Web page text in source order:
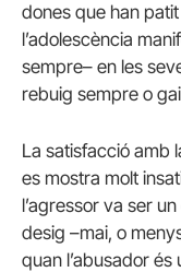
dones que han
l’adolescència
sempre– en les
rebuig sempre o
La satisfacció amb
es mostra molt
l’agressor va ser
desig –mai, o
quan l’abusador